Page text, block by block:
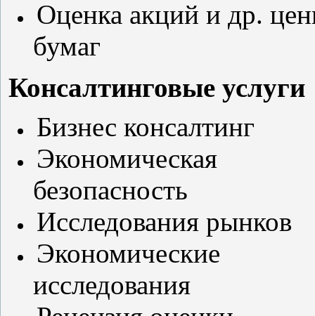
Оценка акций и др.
бумаг
Консалтинговые услуги
Бизнес консалтинг
Экономическая
безопасность
Исследования рынков
Экономические
исследования